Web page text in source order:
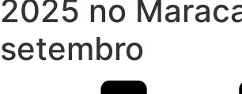
2025 no
setembro